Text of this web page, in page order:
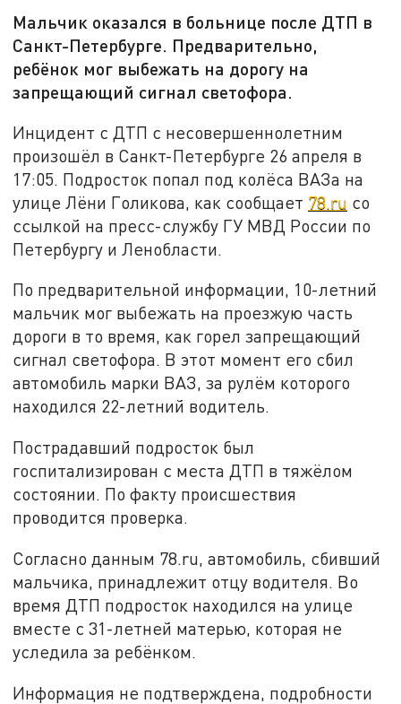
Мальчик оказался в больнице после ДТП в
Санкт-Петербурге. Предварительно,
ребёнок мог выбежать на дорогу на
запрещающий сигнал светофора.
Инцидент с ДТП с несовершеннолетним
произошёл в Санкт-Петербурге 26 апреля в
17:05. Подросток попал под колёса ВАЗа на
улице Лёни Голикова, как сообщает 78.ru со
ссылкой на пресс-службу ГУ МВД России по
Петербургу и Ленобласти.
По предварительной информации, 10-летний
мальчик мог выбежать на проезжую часть
дороги в то время, как горел запрещающий
сигнал светофора. В этот момент его сбил
автомобиль марки ВАЗ, за рулём которого
находился 22-летний водитель.
Пострадавший подросток был
госпитализирован с места ДТП в тяжёлом
состоянии. По факту происшествия
проводится проверка.
Согласно данным 78.ru, автомобиль, сбивший
мальчика, принадлежит отцу водителя. Во
время ДТП подросток находился на улице
вместе с 31-летней матерью, которая не
уследила за ребёнком.
Информация не подтверждена, подробности